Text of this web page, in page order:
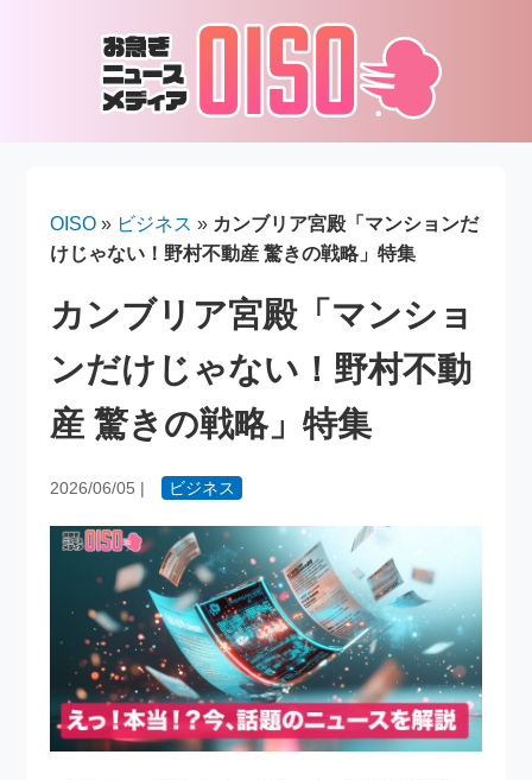
OISO » ビジネス » カンブリア宮殿「マンションだ
けじゃない！野村不動産 驚きの戦略」特集
カンブリア宮殿「マンショ
ンだけじゃない！野村不動
産 驚きの戦略」特集
2026/06/05 | ビジネス